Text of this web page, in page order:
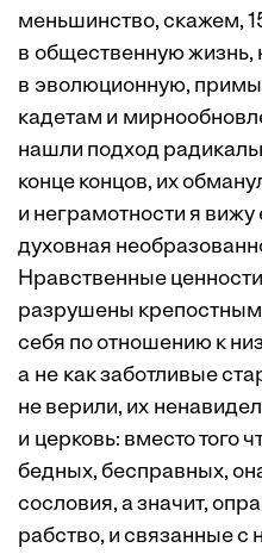
меньшинство, скажем,
в общественную жизнь,
в эволюционную,
кадетам и
нашли подход
конце концов, их
и неграмотности я
духовная
Нравственные
разрушены
себя по отношению к
а не как заботливые
не верили, их
и церковь: вместо того
бедных, бесправных,
сословия, а значит,
рабство, и связанные с